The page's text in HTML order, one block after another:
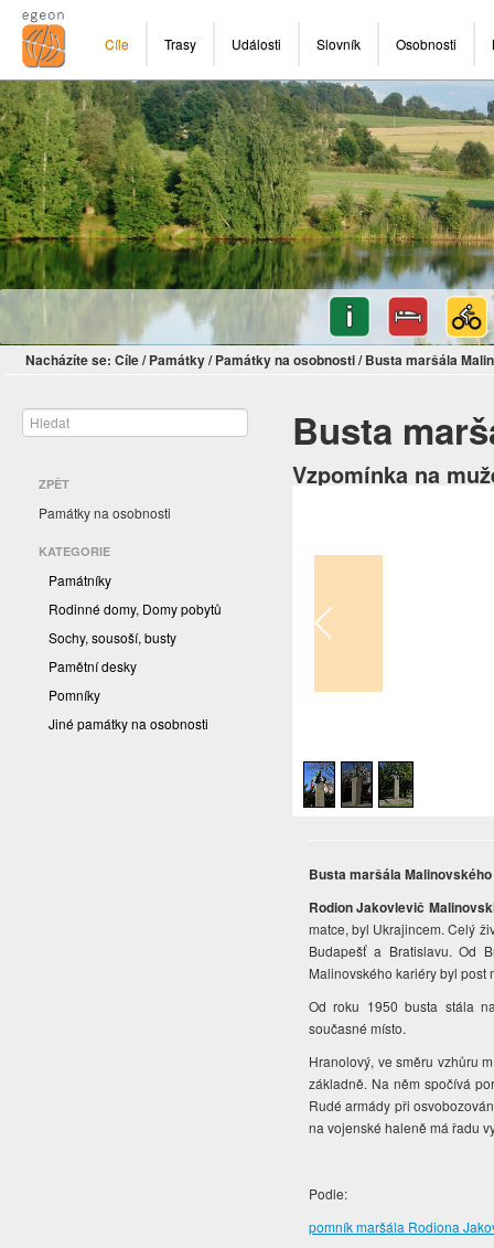
Cíle Trasy Události Slovník Osobnosti
Nacházíte se: Cíle/ Památky/ Památky na osobnosti/ Busta maršála
ZPĚT
Památky na osobnosti
KATEGORIE
Památníky
Rodinné domy, Domy pobytů
Sochy, sousoší, busty
Pamětní desky
Pomníky
Jiné památky na osobnosti
Busta
Vzpomínka na
Busta maršála Malinovského
Rodion Jakovlevič
matce, byl Ukrajincem. Celý
Budapešť a Bratislavu. Od
Malinovského kariéry byl post
Od roku 1950 busta stála
současné místo.
Hranolový, ve směru vzhůru
základně. Na něm spočívá
Rudé armády při
na vojenské haleně má řadu
Podle:
pomník maršála Rodiona